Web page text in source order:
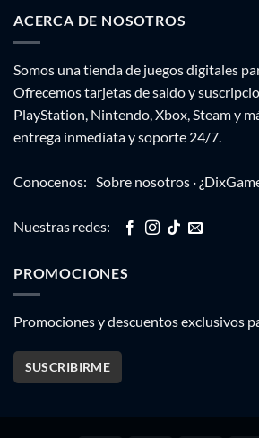
ACERCA DE NOSOTROS
Somos una tienda de juegos digitales
Ofrecemos tarjetas de saldo y
PlayStation, Nintendo, Xbox, Steam y
entrega inmediata y soporte 24/7.
Conocenos: Sobre nosotros ·
Nuestras redes:
PROMOCIONES
Promociones y descuentos exclusivos
SUSCRIBIRME